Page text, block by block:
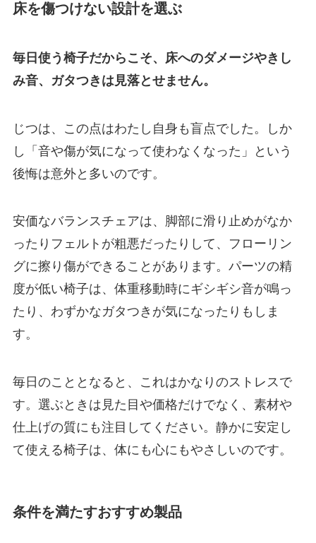
床を傷つけない設計を選ぶ
毎日使う椅子だからこそ、床へのダメージやきし
み音、ガタつきは見落とせません。
じつは、この点はわたし自身も盲点でした。しか
し「音や傷が気になって使わなくなった」という
後悔は意外と多いのです。
安価なバランスチェアは、脚部に滑り止めがなか
ったりフェルトが粗悪だったりして、フローリン
グに擦り傷ができることがあります。パーツの精
度が低い椅子は、体重移動時にギシギシ音が鳴っ
たり、わずかなガタつきが気になったりもしま
す。
毎日のこととなると、これはかなりのストレスで
す。選ぶときは見た目や価格だけでなく、素材や
仕上げの質にも注目してください。静かに安定し
て使える椅子は、体にも心にもやさしいのです。
条件を満たすおすすめ製品